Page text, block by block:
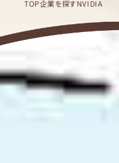
TOP企業を探すNVIDIA